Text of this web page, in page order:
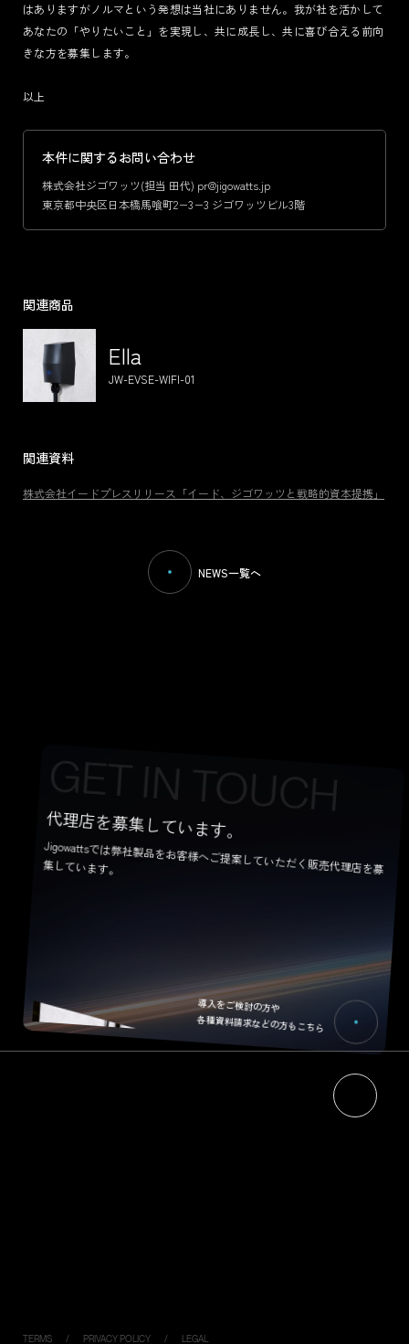
はありますがノルマという発想は当社にありません。我が社を活かして
あなたの「やりたいこと」を実現し、共に成長し、共に喜び合える前向
きな方を募集します。
以上
本件に関するお問い合わせ
株式会社ジゴワッツ(担当 田代) pr@jigowatts.jp
東京都中央区日本橋馬喰町2−3−3 ジゴワッツビル3階
関連商品
Ella
JW-EVSE-WIFI-01
関連資料
株式会社イードプレスリリース「イード、ジゴワッツと戦略的資本提携」
NEWS一覧へ
GET IN TOUCH
代理店を募集しています。
Jigowattsでは弊社製品をお客様へご提案していただく販売代理店を募
集しています。
導入をご検討の方や
各種資料請求などの方もこちら
TERMS PRIVACY POLICY LEGAL